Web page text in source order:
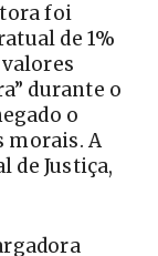
foi
de 1%
durante o
o
morais. A
de Justiça,